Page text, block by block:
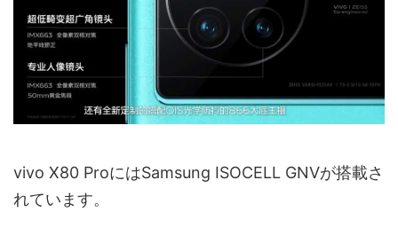
vivo X80 ProにはSamsung ISOCELL GNVが搭載さ
れています。